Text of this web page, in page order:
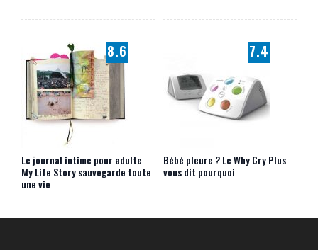
8.6
Le journal intime pour adulte
My Life Story sauvegarde toute
une vie
7.4
Bébé pleure ? Le Why Cry Plus
vous dit pourquoi